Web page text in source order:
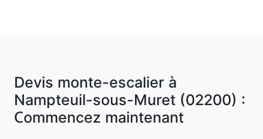
Devis monte-escalier à
Nampteuil-sous-Muret (02200) :
Commencez maintenant